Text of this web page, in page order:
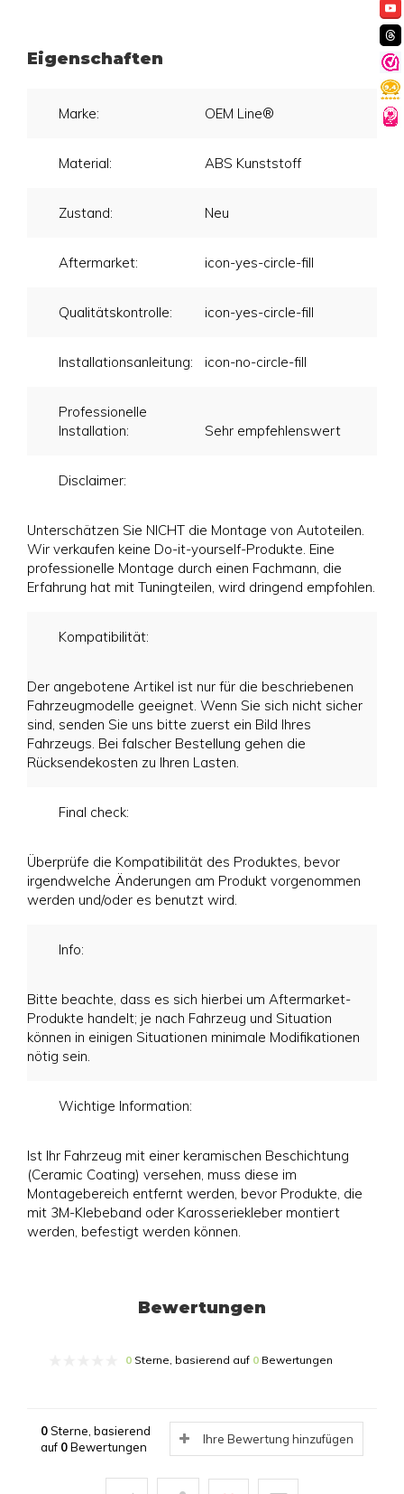
Eigenschaften
Marke: OEM Line®
Material: ABS Kunststoff
Zustand: Neu
Aftermarket: icon-yes-circle-fill
Qualitätskontrolle: icon-yes-circle-fill
Installationsanleitung: icon-no-circle-fill
Professionelle
Installation:
Sehr empfehlenswert
Disclaimer:
Unterschätzen Sie NICHT die Montage von Autoteilen.
Wir verkaufen keine Do-it-yourself-Produkte. Eine
professionelle Montage durch einen Fachmann, die
Erfahrung hat mit Tuningteilen, wird dringend empfohlen.
Kompatibilität:
Der angebotene Artikel ist nur für die beschriebenen
Fahrzeugmodelle geeignet. Wenn Sie sich nicht sicher
sind, senden Sie uns bitte zuerst ein Bild Ihres
Fahrzeugs. Bei falscher Bestellung gehen die
Rücksendekosten zu Ihren Lasten.
Final check:
Überprüfe die Kompatibilität des Produktes, bevor
irgendwelche Änderungen am Produkt vorgenommen
werden und/oder es benutzt wird.
Info:
Bitte beachte, dass es sich hierbei um Aftermarket-
Produkte handelt; je nach Fahrzeug und Situation
können in einigen Situationen minimale Modifikationen
nötig sein.
Wichtige Information:
Ist Ihr Fahrzeug mit einer keramischen Beschichtung
(Ceramic Coating) versehen, muss diese im
Montagebereich entfernt werden, bevor Produkte, die
mit 3M-Klebeband oder Karosseriekleber montiert
werden, befestigt werden können.
Bewertungen
0 Sterne, basierend auf 0 Bewertungen
0Sterne, basierend
auf 0Bewertungen
Ihre Bewertung hinzufügen